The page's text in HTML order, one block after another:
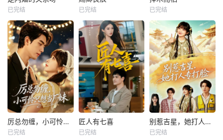
已完结 已完结 已完结
厉总勿缠，小可怜只想当厂妹
已完结
匠人有七喜
已完结
别惹吉星，她打人专打脸
已完结